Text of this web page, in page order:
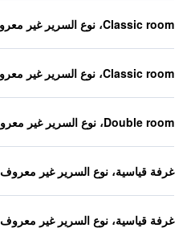
Classic room، نوع السرير غير معروف
Classic room، نوع السرير غير معروف
Double room، نوع السرير غير معروف
غرفة قياسية، نوع السرير غير معروف
غرفة قياسية، نوع السرير غير معروف